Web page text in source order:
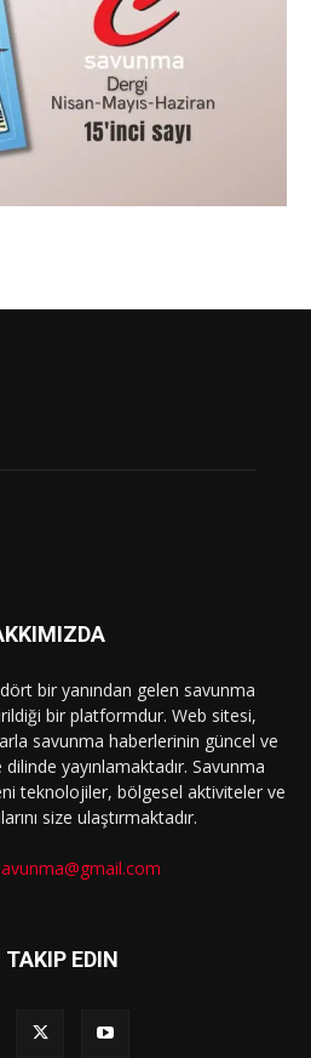
bir yanından gelen savunma
bir platformdur. Web sitesi,
savunma haberlerinin güncel ve
yayınlamaktadır. Savunma
teknolojiler, bölgesel aktiviteler ve
size ulaştırmaktadır.
TAKIP EDIN